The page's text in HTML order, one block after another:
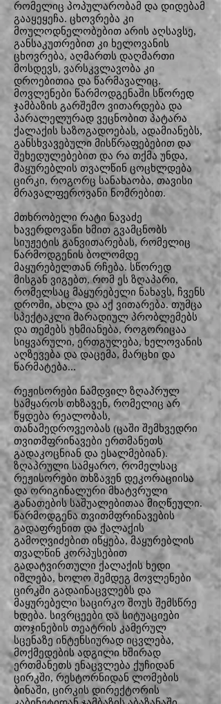
რომელიც პოპულარობამ და დიდებამ
გააყეყეჩა. ცხოვრება კი
მოულოდნელობებით არის აღსავსე,
განსაკუთრებით კი ხელოვანის
ცხოვრება, აღმართს დაღმართი
მოსდევს, ვარსკვლავობა კი
დროებითია და წარმავალიც.
მოვლენები წარმოდგენაში სწორედ
ჯამბაზის გარშემო ვითარდება და
პარალელურად ვეცნობით პატარა
ქალაქის საზოგადოებას, ადამიანებს,
განსხვავებული მისწრაფებებით და
შეხედულებებით და რა თქმა უნდა,
მაყურებლის თვალწინ ცოცხლდება
ცირკი, როგორც სანახაობა, თავისი
მრავალფეროვანი ნომრებით.
მთხრობელი რატი ნავაძე
ხავერდოვანი ხმით გვამცნობს
სიუჟეტის განვითარებას, რომელიც
წარმოდგენის ბოლომდე
მაყურებელთან რჩება. სწორედ
მისგან ვიგებთ, რომ ეს ზღაპარი,
რომელსაც მაყურებელი ნახავს, ჩვენს
დროში, ახლა და აქ ვითარება. თუმცა
სპექტაკლი მარადიულ პრობლემებს
და თემებს ეხმიანება, როგორიცაა
სიყვარული, ერთგულება, ხელოვანის
აღზევება და დაცემა, მარცხი და
წარმატება...
რეჟისორები ნამდვილ ზღაპრულ
სამყაროს თხზავენ, რომელიც არ
წყდება რეალობას,
თანამედროვეობას (ცაში შემხვედრი
თვითმფრინავები ერთმანეთს
გადაკოცნიან და ესალმებიან).
ზღაპრული სამყარო, რომელსაც
რეჟისორები თხზავენ დეკორაციისა
და ორიგინალური მხატვრული
განათების საშუალებითაა მიღწეული.
წარმოდგენა თვითმფრინავების
გადაფრენით და ქალაქის
გამოღვიძებით იწყება, მაყურებლის
თვალწინ კორპუსებით
გადატვირთული ქალაქის ხედი
იშლება, ხოლო შემდეგ მოვლენები
ცირკში გადაინაცვლებს და
მაყურებელი საცირკო შოუს შემსწრე
ხდება. სივრცეები და სიტუაციები
თოჯინების თეატრის კამერულ
სცენაზე ინტენსიურად იცვლება,
მოქმედების ადგილი ხშირად
ერთმანეთს ენაცვლება ქუჩიდან
ცირკში, რესტორნიდან ლომების
ბინაში, ცირკის დირექტორის